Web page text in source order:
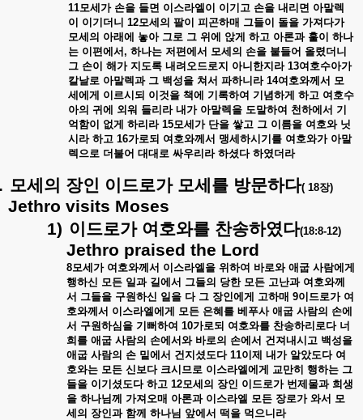
11모세가 손을 들면 이스라엘이 이기고 손을 내리면 아말렉
이
이기더니 12모세의 팔이 피곤하매 그들이 돌을 가져다가
모세의 아래에 놓아 그로 그 위에 앉게 하고 아론과 훌이
하나
는 이편에서,하나는 저편에서 모세의 손을 붙들어 올렸더니
그 손이 해가 지도록 내려오드로지 아니한지라13여호수아가
칼날로 아말렉과 그 백성을 쳐서 파하니라14여호와께서 모
세에게 이르시되 이것을 책에 기록하여 기념하게 하고 여호수
아의 귀에 외워 들리라 내가 아말렉을 도말하여 천하에서 기
억함이
없게 하리라15모세가 단을 쌓고 그 이름을 여호와 닛
시라 하고 16가로되 여호와께서 맹세하시기를 여호와가 아말
렉으로 더불어 대대로 싸우리라 하셨다 하였더라
모세의 장인 이드로가 모세를 방문하다( 18장)
Jethro visits Moses
1) 이드로가 여호와를 찬송하였다(18:8-12)
Jethro praised the Lord
8모세가 여호와께서 이스라엘을 위하여 바로와 애굽 사람에게
행하신 모든 일과 길에서 그들의 당한 모든 고난과 여호와께
서 그들을 구원하신 일을 다 그 장인에게 고하매 9이드로가 여
호와께서 이스라엘에게 모든 은혜를 베푸사 애굽 사람의 손에
서 구원하심을 기뻐하여 10가로되 여호와를 찬송하리로다 너
희를 애굽 사람의 손에서와 바로의 손에서 건져내시고 백성을
애굽 사람의 손 밑에서 건지셨도다11이제 내가 알았도다 여
호와는 모든 신보다 크시므로 이스라엘에게 교만히 행하는 그
들을 이기셨도다 하고 12모세의 장인 이드로가 번제물과 희생
을 하나님께 가져오매 아론과 이스라엘 모든 장로가 와서 모
세의 장인과 함께 하나님 앞에서 떡을 먹으니라